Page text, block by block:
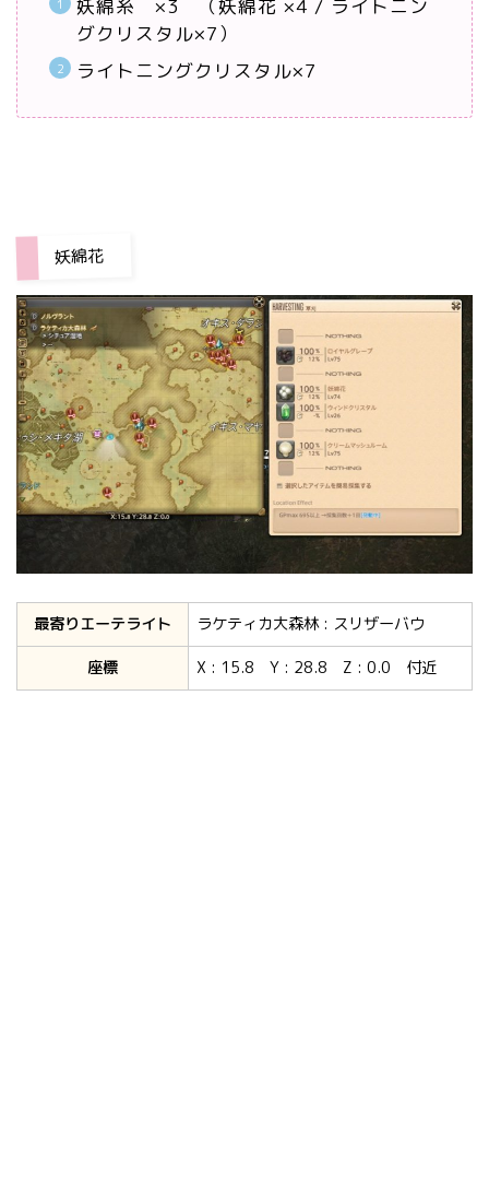
妖綿糸 ×3 （妖綿花 ×4 / ライトニン
グクリスタル×7）
ライトニングクリスタル×7
妖綿花
最寄りエーテライト
ラケティカ大森林 : スリザーバウ
座標
X : 15.8 Y : 28.8 Z : 0.0 付近